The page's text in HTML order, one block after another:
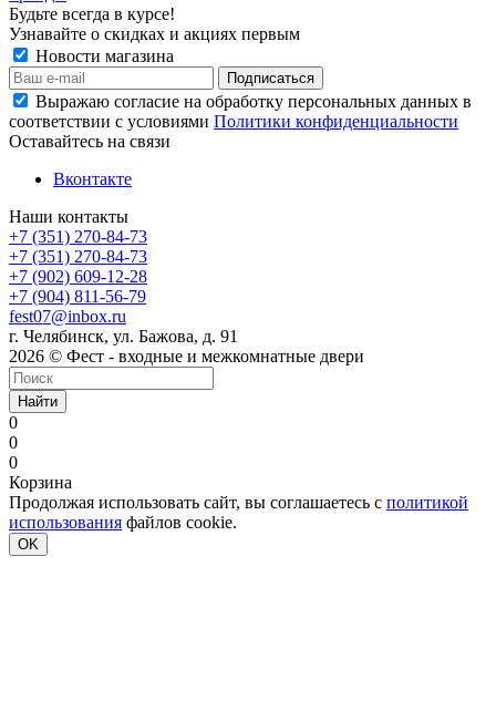
Будьте всегда в курсе!
Узнавайте о скидках и акциях первым
Новости магазина
Выражаю согласие на обработку персональных данных в
соответствии с условиями Политики конфиденциальности
Оставайтесь на связи
Вконтакте
Наши контакты
+7 (351) 270-84-73
+7 (351) 270-84-73
+7 (902) 609-12-28
+7 (904) 811-56-79
fest07@inbox.ru
г. Челябинск, ул. Бажова, д. 91
2026 © Фест - входные и межкомнатные двери
Найти
0
0
0
Корзина
Продолжая использовать сайт, вы соглашаетесь с политикой
использования файлов cookie.
OK